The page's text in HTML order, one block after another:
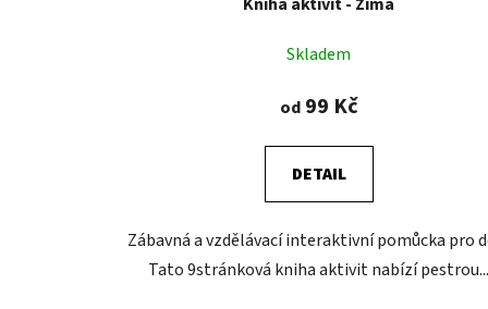
Skladem
od99 Kč
DETAIL
Zábavná a vzdělávací interaktivní pomůcka pro
Tato 9stránková kniha aktivit nabízí